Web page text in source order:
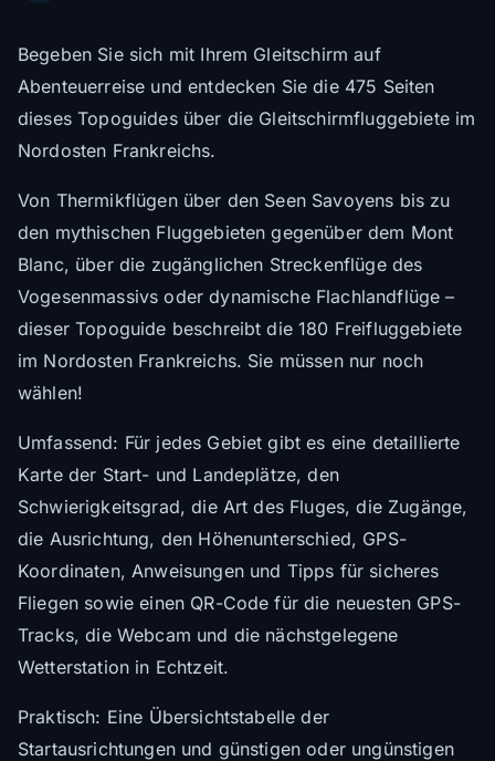
Begeben Sie sich mit Ihrem Gleitschirm auf
Abenteuerreise und entdecken Sie die 475 Seiten
dieses Topoguides über die Gleitschirmfluggebiete im
Nordosten Frankreichs.
Von Thermikflügen über den Seen Savoyens bis zu
den mythischen Fluggebieten gegenüber dem Mont
Blanc, über die zugänglichen Streckenflüge des
Vogesenmassivs oder dynamische Flachlandflüge –
dieser Topoguide beschreibt die 180 Freifluggebiete
im Nordosten Frankreichs. Sie müssen nur noch
wählen!
Umfassend: Für jedes Gebiet gibt es eine detaillierte
Karte der Start- und Landeplätze, den
Schwierigkeitsgrad, die Art des Fluges, die Zugänge,
die Ausrichtung, den Höhenunterschied, GPS-
Koordinaten, Anweisungen und Tipps für sicheres
Fliegen sowie einen QR-Code für die neuesten GPS-
Tracks, die Webcam und die nächstgelegene
Wetterstation in Echtzeit.
Praktisch: Eine Übersichtstabelle der
Startausrichtungen und günstigen oder ungünstigen